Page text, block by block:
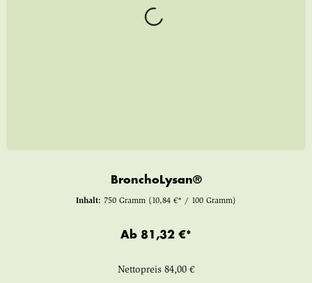
BronchoLysan®
Inhalt: 750 Gramm (10,84 €* / 100 Gramm)
Ab 81,32 €*
Nettopreis 84,00 €